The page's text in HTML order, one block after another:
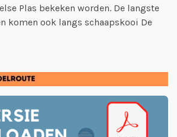
Plas bekeken worden. De langste
komen ook langs schaapskooi De